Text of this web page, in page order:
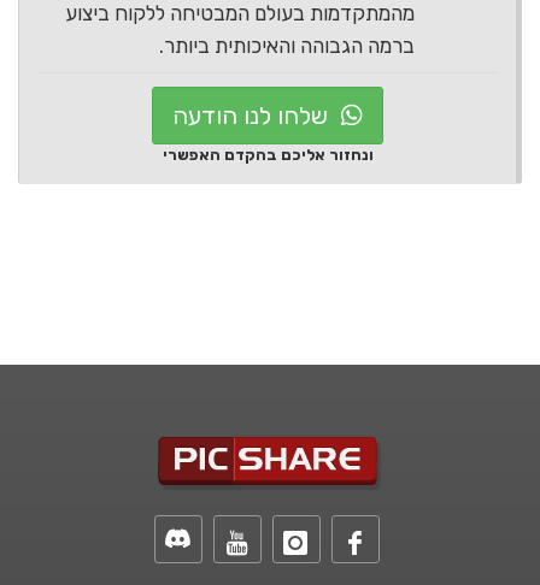
מהמתקדמות בעולם המבטיחה ללקוח ביצוע
ברמה הגבוהה והאיכותית ביותר.
שלחו לנו הודעה
ונחזור אליכם בהקדם האפשרי